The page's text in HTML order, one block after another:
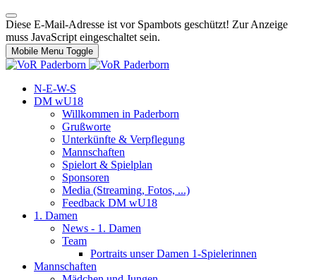
Diese E-Mail-Adresse ist vor Spambots geschützt! Zur Anzeige
muss JavaScript eingeschaltet sein.
Mobile Menu Toggle
N-E-W-S
DM wU18
Willkommen in Paderborn
Grußworte
Unterkünfte & Verpflegung
Mannschaften
Spielort & Spielplan
Sponsoren
Media (Streaming, Fotos, ...)
Feedback DM wU18
1. Damen
News - 1. Damen
Team
Portraits unser Damen 1-Spielerinnen
Mannschaften